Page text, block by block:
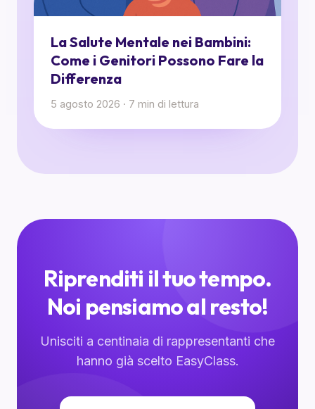
La Salute Mentale nei Bambini:
Come i Genitori Possono Fare la
Differenza
5 agosto 2026 · 7 min di lettura
Riprenditi il tuo tempo.
Noi pensiamo al resto!
Unisciti a centinaia di rappresentanti che
hanno già scelto EasyClass.